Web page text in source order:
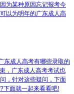
为某种原因忘记报考今
以为明年的广东成人高
东成人高考有哪些录取的
，广东成人高考考试也
，针对这些疑问，下面
下面就一起来看看吧!